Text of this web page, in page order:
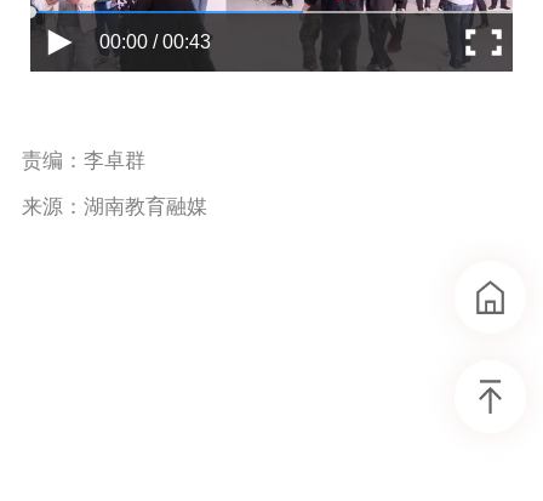
00:00 / 00:43
责编：李卓群
来源：湖南教育融媒